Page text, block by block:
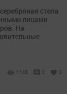
стела
лицами
На
1148 0 0